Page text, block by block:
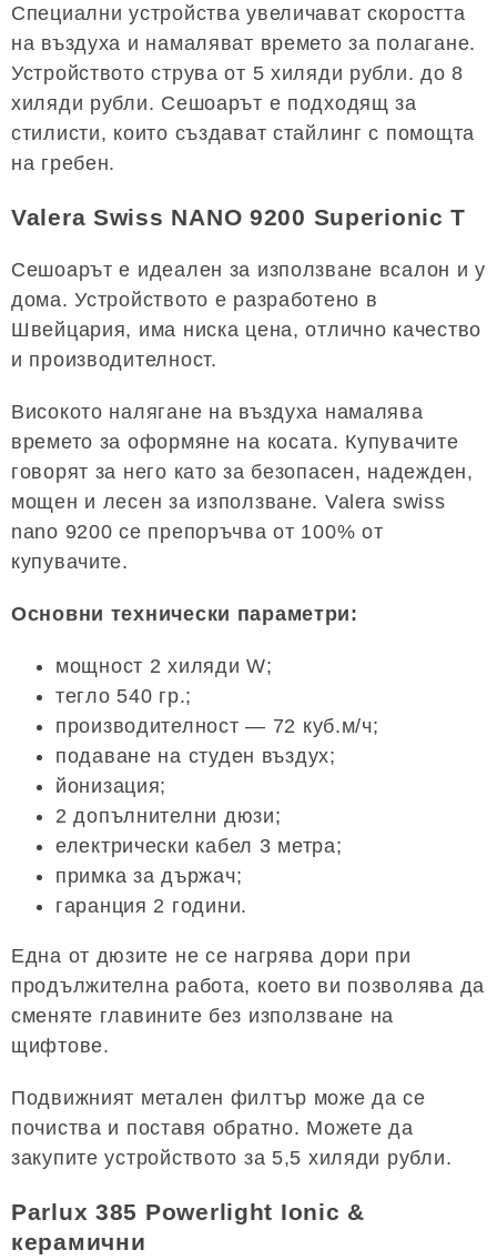
Специални устройства увеличават скоростта
на въздуха и намаляват времето за полагане.
Устройството струва от 5 хиляди рубли. до 8
хиляди рубли. Сешоарът е подходящ за
стилисти, които създават стайлинг с помощта
на гребен.
Valera Swiss NANO 9200 Superionic T
Сешоарът е идеален за използване всалон и у
дома. Устройството е разработено в
Швейцария, има ниска цена, отлично качество
и производителност.
Високото налягане на въздуха намалява
времето за оформяне на косата. Купувачите
говорят за него като за безопасен, надежден,
мощен и лесен за използване. Valera swiss
nano 9200 се препоръчва от 100% от
купувачите.
Основни технически параметри:
мощност 2 хиляди W;
тегло 540 гр.;
производителност — 72 куб.м/ч;
подаване на студен въздух;
йонизация;
2 допълнителни дюзи;
електрически кабел 3 метра;
примка за държач;
гаранция 2 години.
Една от дюзите не се нагрява дори при
продължителна работа, което ви позволява да
сменяте главините без използване на
щифтове.
Подвижният метален филтър може да се
почиства и поставя обратно. Можете да
закупите устройството за 5,5 хиляди рубли.
Parlux 385 Powerlight Ionic &
керамични